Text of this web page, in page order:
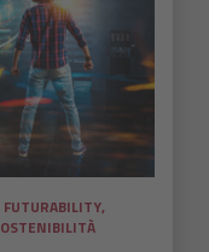
FUTURABILITY,